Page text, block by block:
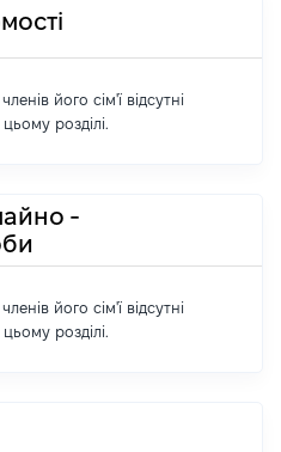
його сім'ї відсутні
розділі.
-
його сім'ї відсутні
розділі.